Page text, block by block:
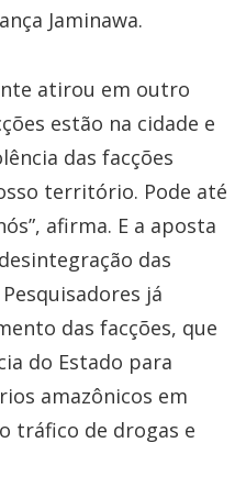
Jaminawa.
atirou em outro
estão na cidade e
das facções
território. Pode até
afirma. E a aposta
das
já
das facções, que
do Estado para
amazônicos em
tráfico de drogas e